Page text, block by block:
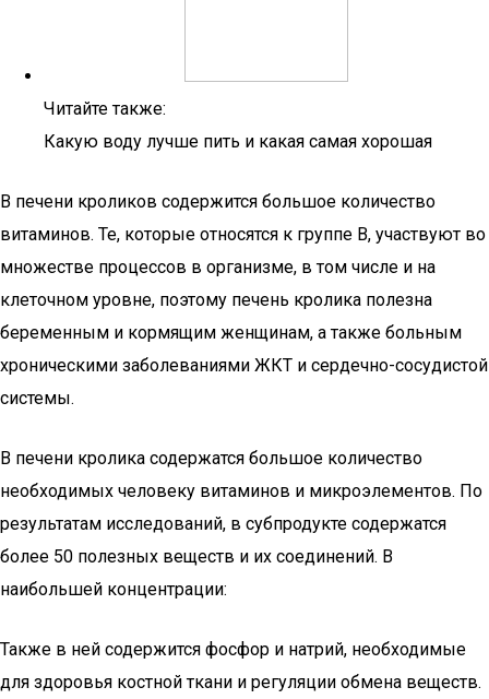
Читайте также:
Какую воду лучше пить и какая самая хорошая
В печени кроликов содержится большое количество
витаминов. Те, которые относятся к группе B, участвуют во
множестве процессов в организме, в том числе и на
клеточном уровне, поэтому печень кролика полезна
беременным и кормящим женщинам, а также больным
хроническими заболеваниями ЖКТ и сердечно-сосудистой
системы.
В печени кролика содержатся большое количество
необходимых человеку витаминов и микроэлементов. По
результатам исследований, в субпродукте содержатся
более 50 полезных веществ и их соединений. В
наибольшей концентрации:
Также в ней содержится фосфор и натрий, необходимые
для здоровья костной ткани и регуляции обмена веществ.